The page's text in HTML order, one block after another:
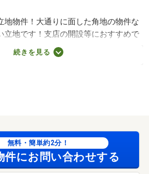
地物件！大通りに面した角地の物件な
立地です！支店の開設等におすすめで
らですが、内見も可能になりま
１ヶ月 築年月:1989/01築
続きを見る
無料・簡単約2分！
件にお問い合わせする